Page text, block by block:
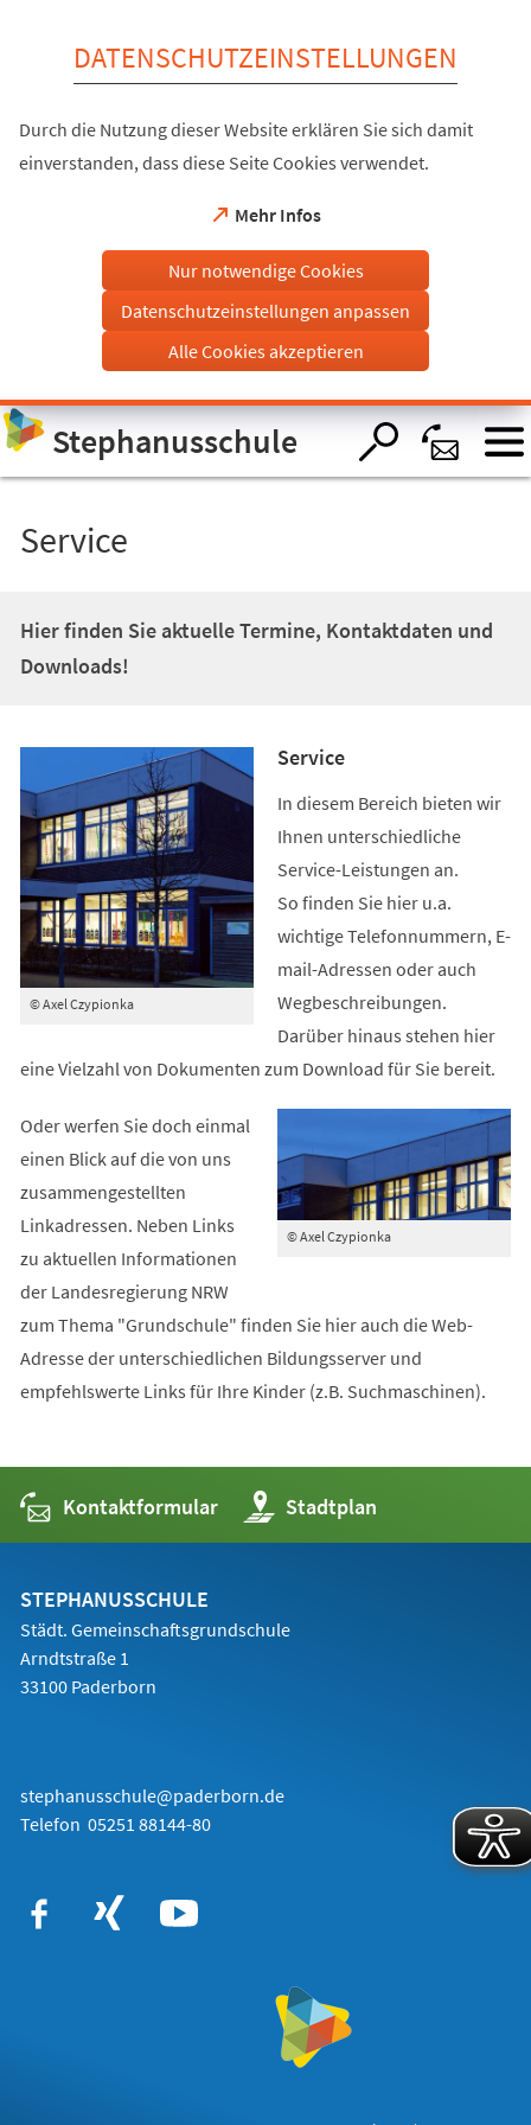
Visuelle
Assistenzsoftware
öffnen.
DATENSCHUTZEINSTELLUNGEN
Durch die Nutzung dieser Website erklären Sie sich damit
einverstanden, dass diese Seite Cookies verwendet.
Mehr Infos
(Öffnet
einem
neuen
Tab)
Nur notwendige Cookies
Datenschutzeinstellungen anpassen
Alle Cookies akzeptieren
Stephanusschule
Service
Hier finden Sie aktuelle Termine, Kontaktdaten und
Downloads!
© Axel Czypionka
Service
In diesem Bereich bieten wir
Ihnen unterschiedliche
Service-Leistungen an.
So finden Sie hier u.a.
wichtige Telefonnummern, E-
mail-Adressen oder auch
Wegbeschreibungen.
Darüber hinaus stehen hier
eine Vielzahl von Dokumenten zum Download für Sie bereit.
© Axel Czypionka
Oder werfen Sie doch einmal
einen Blick auf die von uns
zusammengestellten
Linkadressen. Neben Links
zu aktuellen Informationen
der Landesregierung NRW
zum Thema "Grundschule" finden Sie hier auch die Web-
Adresse der unterschiedlichen Bildungsserver und
empfehlswerte Links für Ihre Kinder (z.B. Suchmaschinen).
Kontaktformular Stadtplan
(Öffnet
in
einem
STEPHANUSSCHULE
Städt. Gemeinschaftsgrundschule
Arndtstraße 1
33100 Paderborn
stephanusschule@paderborn.de
Telefon 05251 88144-80